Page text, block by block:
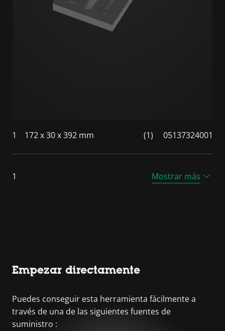
1 172 x 30 x 392 mm (1) 05137324001
1 Mostrar más
Empezar directamente
Puedes conseguir esta herramienta fácilmente a
través de una de las siguientes fuentes de
suministro :